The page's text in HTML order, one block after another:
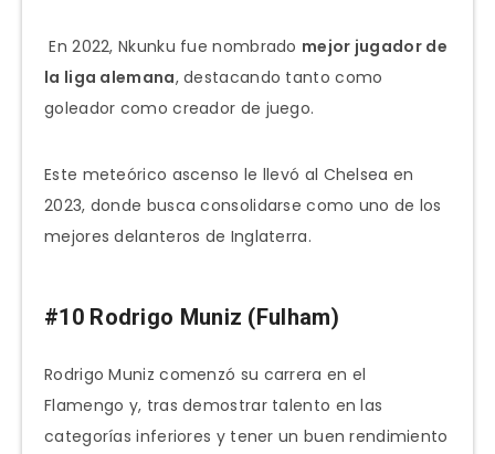
En 2022, Nkunku fue nombrado mejor jugador de
la liga alemana, destacando tanto como
goleador como creador de juego.
Este meteórico ascenso le llevó al Chelsea en
2023, donde busca consolidarse como uno de los
mejores delanteros de Inglaterra.
#10 Rodrigo Muniz (Fulham)
Rodrigo Muniz comenzó su carrera en el
Flamengo y, tras demostrar talento en las
categorías inferiores y tener un buen rendimiento